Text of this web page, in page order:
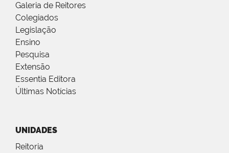
Galeria de Reitores
Colegiados
Legislação
Ensino
Pesquisa
Extensão
Essentia Editora
Últimas Notícias
UNIDADES
Reitoria